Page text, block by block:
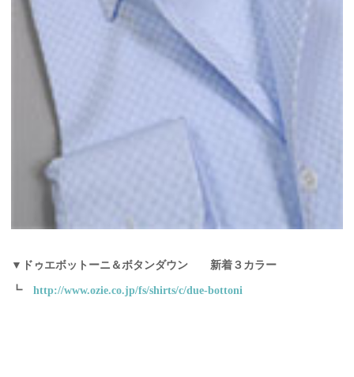
▼ドゥエボットーニ＆ボタンダウン 新着３カラー
┗ http://www.ozie.co.jp/fs/shirts/c/due-bottoni